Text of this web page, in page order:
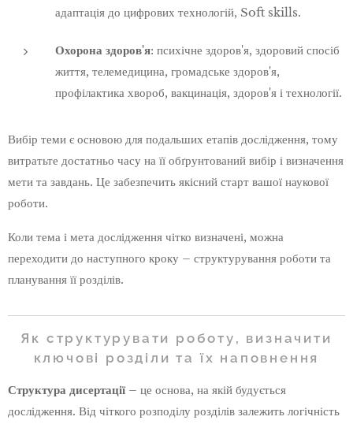
адаптація до цифрових технологій, Soft skills.
Охорона здоров'я: психічне здоров'я, здоровий спосіб
життя, телемедицина, громадське здоров'я,
профілактика хвороб, вакцинація, здоров'я і технології.
Вибір теми є основою для подальших етапів дослідження, тому
витратьте достатньо часу на її обґрунтований вибір і визначення
мети та завдань. Це забезпечить якісний старт вашої наукової
роботи.
Коли тема і мета дослідження чітко визначені, можна
переходити до наступного кроку – структурування роботи та
планування її розділів.
Як структурувати роботу, визначити
ключові розділи та їх наповнення
Структура дисертації – це основа, на якій будується
дослідження. Від чіткого розподілу розділів залежить логічність